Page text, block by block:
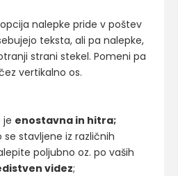
nalepke pride v poštev
teksta, ali pa nalepke,
strani stekel. Pomeni pa
vertikalno os.
je enostavna in hitra;
stavljene iz različnih
poljubno oz. po vaših
videz;